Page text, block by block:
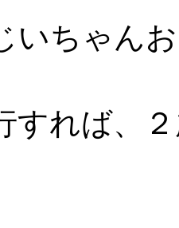
いちゃん
すれば、